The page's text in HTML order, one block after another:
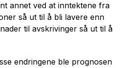
annet ved at inntektene fra
så ut til å bli lavere enn
til avskrivinger så ut til å
endringene ble prognosen